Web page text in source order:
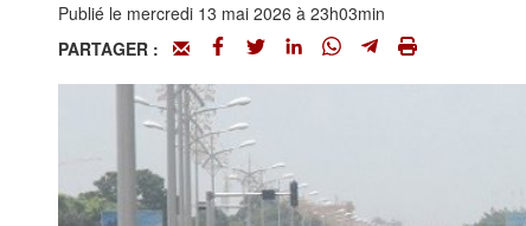
Publié le mercredi 13 mai 2026 à 23h03min
PARTAGER :